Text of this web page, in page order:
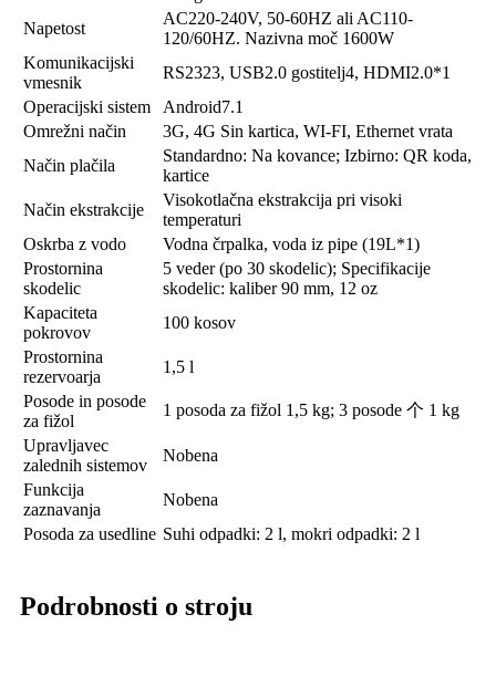
Napetost
AC220-240V, 50-60HZ ali AC110-
120/60HZ. Nazivna moč 1600W
Komunikacijski
vmesnik
RS2323, USB2.0 gostitelj4, HDMI2.0*1
Operacijski sistem
Android7.1
Omrežni način
3G, 4G Sin kartica, WI-FI, Ethernet vrata
Način plačila
Standardno: Na kovance; Izbirno: QR koda,
kartice
Način ekstrakcije
Visokotlačna ekstrakcija pri visoki
temperaturi
Oskrba z vodo
Vodna črpalka, voda iz pipe (19L*1)
Prostornina
skodelic
5 veder (po 30 skodelic); Specifikacije
skodelic: kaliber 90 mm, 12 oz
Kapaciteta
pokrovov
100 kosov
Prostornina
rezervoarja
1,5 l
Posode in posode
za fižol
1 posoda za fižol 1,5 kg; 3 posode 个 1 kg
Upravljavec
zalednih sistemov
Nobena
Funkcija
zaznavanja
Nobena
Posoda za usedline Suhi odpadki: 2 l, mokri odpadki: 2 l
Podrobnosti o stroju